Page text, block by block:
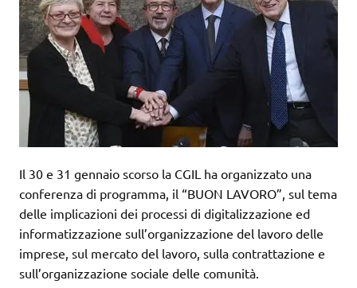
Il 30 e 31 gennaio scorso la CGIL ha organizzato una
conferenza di programma, il “BUON LAVORO”, sul tema
delle implicazioni dei processi di digitalizzazione ed
informatizzazione sull’organizzazione del lavoro delle
imprese, sul mercato del lavoro, sulla contrattazione e
sull’organizzazione sociale delle comunità.